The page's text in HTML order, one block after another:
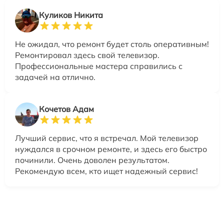
Куликов Никита
Не ожидал, что ремонт будет столь оперативным!
Ремонтировал здесь свой телевизор.
Профессиональные мастера справились с
задачей на отлично.
Кочетов Адам
Лучший сервис, что я встречал. Мой телевизор
нуждался в срочном ремонте, и здесь его быстро
починили. Очень доволен результатом.
Рекомендую всем, кто ищет надежный сервис!